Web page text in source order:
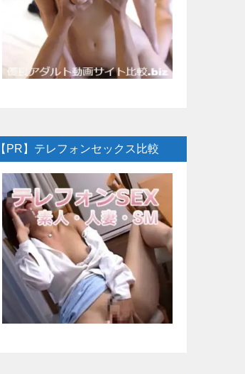
【PR】テレフォンセックス比較